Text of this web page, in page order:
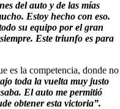
del auto y de las mías
Estoy hecho con eso.
su equipo por el gran
Este triunfo es para
es la competencia, donde no
toda la vuelta muy justo
El auto me permitió
obtener esta victoria”.